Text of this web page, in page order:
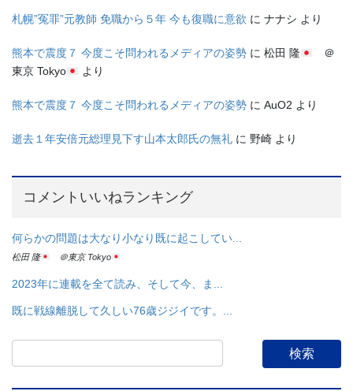
札幌”冤罪”元教師 免職から５年 今も復職に意欲 に ナナシ より
熊本で震度７ 今度こそ問われるメディアの姿勢 に 松田 隆
＠
東京 Tokyo
より
熊本で震度７ 今度こそ問われるメディアの姿勢 に AuO2 より
逝去１年安倍元総理見下す山本太郎氏の無礼 に 野崎 より
コメントいいねランキング
何らかの問題は大なり小なり既に起こしてい...
松田 隆 ＠東京 Tokyo
2023年に連載を全て読み、そして今、ま...
既に戦線離脱して久しい76歳ジジイです。...